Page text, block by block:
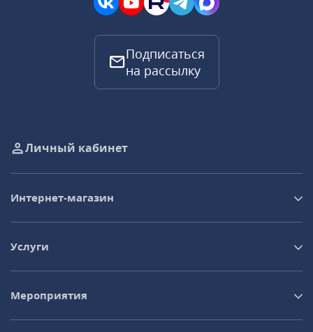
Подписаться
на рассылку
Личный кабинет
Интернет-магазин
Услуги
Мероприятия